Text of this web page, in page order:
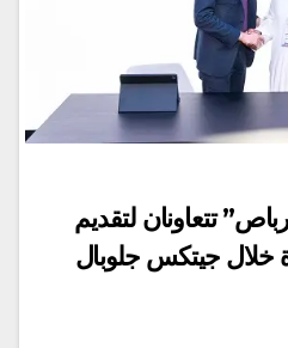
تتعاونان لتقديم
خلال جيتكس جلوبال